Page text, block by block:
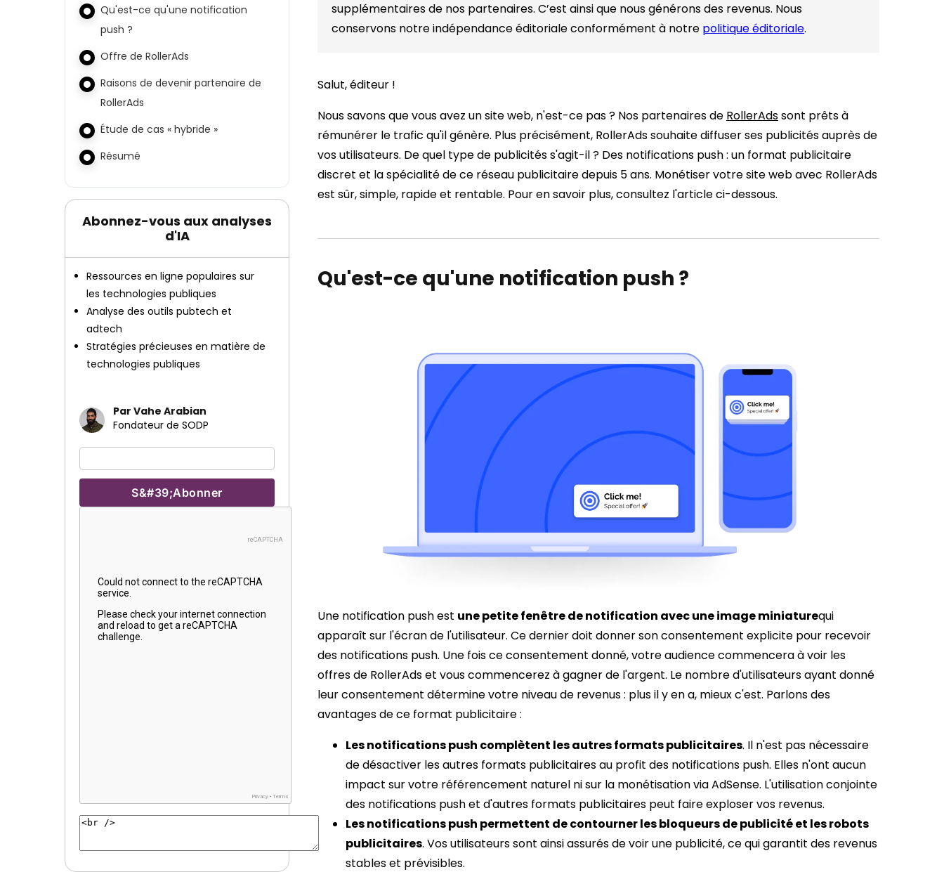
Qu'est-ce qu'une notification
push ?
Offre de RollerAds
Raisons de devenir partenaire de
RollerAds
Étude de cas « hybride »
Résumé
Abonnez-vous aux analyses
d'IA
Ressources en ligne populaires sur
les technologies publiques
Analyse des outils pubtech et
adtech
Stratégies précieuses en matière de
technologies publiques
Par Vahe Arabian
Fondateur de SODP
supplémentaires de nos partenaires. C’est ainsi que nous générons des revenus. Nous
conservons notre indépendance éditoriale conformément à notre politique éditoriale.
Salut, éditeur !
Nous savons que vous avez un site web, n'est-ce pas ? Nos partenaires de RollerAdssont prêts à
rémunérer le trafic qu'il génère. Plus précisément, RollerAds souhaite diffuser ses publicités auprès de
vos utilisateurs. De quel type de publicités s'agit-il ? Des notifications push : un format publicitaire
discret et la spécialité de ce réseau publicitaire depuis 5 ans. Monétiser votre site web avec RollerAds
est sûr, simple, rapide et rentable. Pour en savoir plus, consultez l'article ci-dessous.
Qu'est-ce qu'une notification push ?
Une notification push est une petite fenêtre de notification avec une image miniaturequi
apparaît sur l'écran de l'utilisateur. Ce dernier doit donner son consentement explicite pour recevoir
des notifications push. Une fois ce consentement donné, votre audience commencera à voir les
offres de RollerAds et vous commencerez à gagner de l'argent. Le nombre d'utilisateurs ayant donné
leur consentement détermine votre niveau de revenus : plus il y en a, mieux c'est. Parlons des
avantages de ce format publicitaire :
Les notifications push complètent les autres formats publicitaires. Il n'est pas nécessaire
de désactiver les autres formats publicitaires au profit des notifications push. Elles n'ont aucun
impact sur votre référencement naturel ni sur la monétisation via AdSense. L'utilisation conjointe
des notifications push et d'autres formats publicitaires peut faire exploser vos revenus.
Les notifications push permettent de contourner les bloqueurs de publicité et les robots
publicitaires. Vos utilisateurs sont ainsi assurés de voir une publicité, ce qui garantit des revenus
stables et prévisibles.